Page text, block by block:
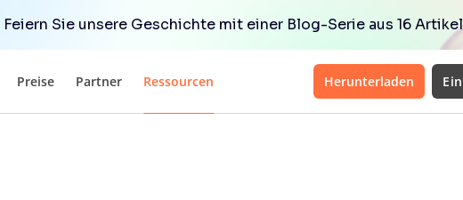
Feiern Sie unsere Geschichte mit einer Blog-Serie aus 16
Preise Partner Ressourcen Herunterladen